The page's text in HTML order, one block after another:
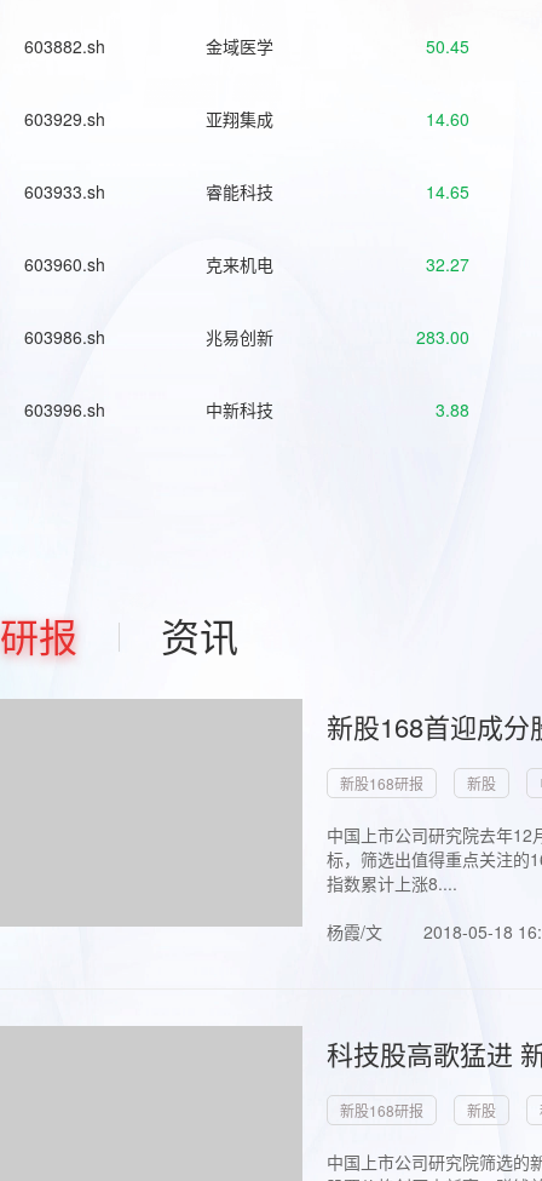
603882.sh 金域医学 50.45
603929.sh 亚翔集成 14.60
603933.sh 睿能科技 14.65
603960.sh 克来机电 32.27
603986.sh 兆易创新 283.00
603996.sh 中新科技 3.88
研报 资讯
新股168首迎成
新股168研报 新股
中国上市公司研究院去年
标，筛选出值得重点关注的
指数累计上涨8....
杨霞/文
2018-05-18
科技股高歌猛进
新股168研报 新股
中国上市公司研究院筛选的